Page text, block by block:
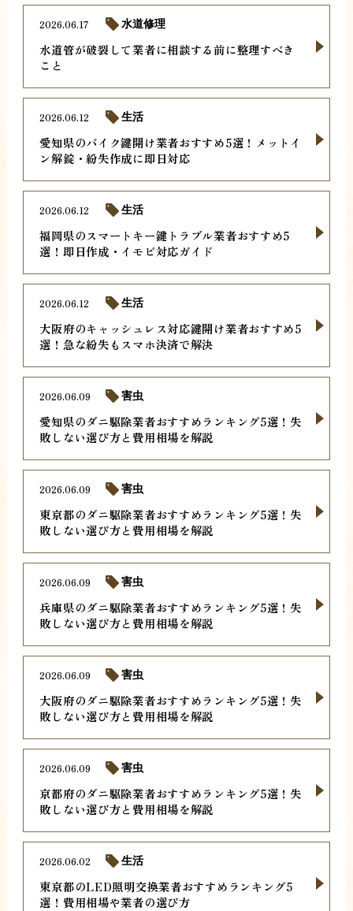
水道管が破裂して業者に相談する前に整理すべき
こと
2026.06.17 水道修理
愛知県のバイク鍵開け業者おすすめ5選！メットイ
ン解錠・紛失作成に即日対応
2026.06.12 生活
福岡県のスマートキー鍵トラブル業者おすすめ5
選！即日作成・イモビ対応ガイド
2026.06.12 生活
大阪府のキャッシュレス対応鍵開け業者おすすめ5
選！急な紛失もスマホ決済で解決
2026.06.12 生活
愛知県のダニ駆除業者おすすめランキング5選！失
敗しない選び方と費用相場を解説
2026.06.09 害虫
東京都のダニ駆除業者おすすめランキング5選！失
敗しない選び方と費用相場を解説
2026.06.09 害虫
兵庫県のダニ駆除業者おすすめランキング5選！失
敗しない選び方と費用相場を解説
2026.06.09 害虫
大阪府のダニ駆除業者おすすめランキング5選！失
敗しない選び方と費用相場を解説
2026.06.09 害虫
京都府のダニ駆除業者おすすめランキング5選！失
敗しない選び方と費用相場を解説
2026.06.09 害虫
東京都のLED照明交換業者おすすめランキング5
選！費用相場や業者の選び方
2026.06.02 生活